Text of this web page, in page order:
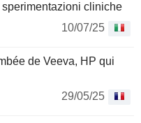
cliniche
10/07/25
de Veeva, HP qui
29/05/25